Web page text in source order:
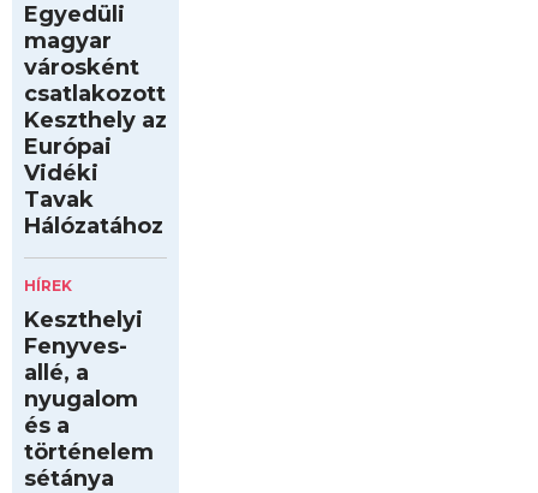
Egyedüli
magyar
városként
csatlakozott
Keszthely az
Európai
Vidéki
Tavak
Hálózatához
HÍREK
Keszthelyi
Fenyves-
allé, a
nyugalom
és a
történelem
sétánya